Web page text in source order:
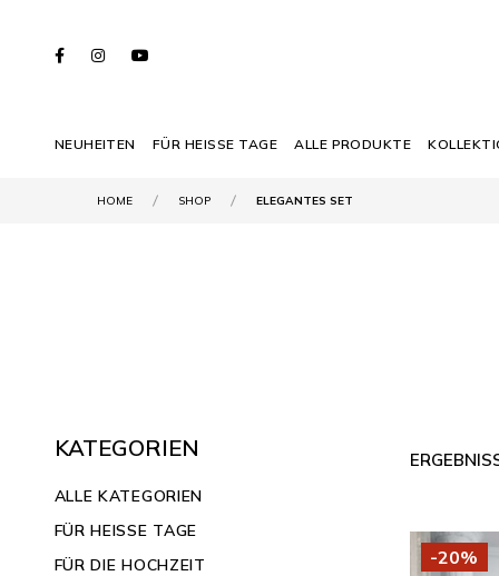
NEUHEITEN FÜR HEISSE TAGE ALLE PRODUKTE
HOME SHOP ELEGANTES SET
-20%
KATEGORIEN
ALLE KATEGORIEN
FÜR HEISSE TAGE
FÜR DIE HOCHZEIT